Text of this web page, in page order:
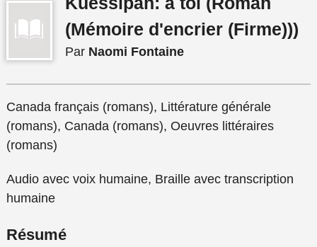
(Mémoire d'encrier (Firme)))
Par Naomi Fontaine
Canada français (romans), Littérature générale
(romans), Canada (romans), Oeuvres littéraires
(romans)
Audio avec voix humaine, Braille avec transcription
humaine
Résumé